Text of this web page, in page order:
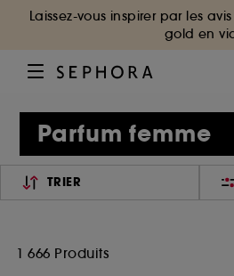
Laissez-vous inspirer par les
gold en
Parfum femme
TRIER
1 666 Produits